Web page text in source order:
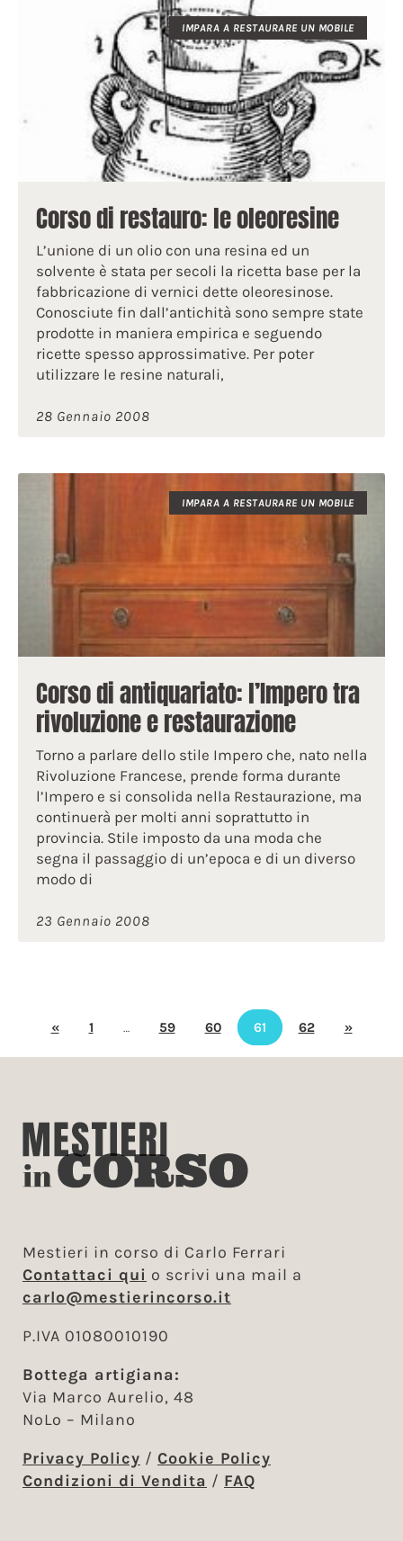
IMPARA A RESTAURARE UN MOBILE
Corso di restauro: le oleoresine
L’unione di un olio con una resina ed un
solvente è stata per secoli la ricetta base per la
fabbricazione di vernici dette oleoresinose.
Conosciute fin dall’antichità sono sempre state
prodotte in maniera empirica e seguendo
ricette spesso approssimative. Per poter
utilizzare le resine naturali,
28 Gennaio 2008
IMPARA A RESTAURARE UN MOBILE
Corso di antiquariato: l’Impero tra
rivoluzione e restaurazione
Torno a parlare dello stile Impero che, nato nella
Rivoluzione Francese, prende forma durante
l’Impero e si consolida nella Restaurazione, ma
continuerà per molti anni soprattutto in
provincia. Stile imposto da una moda che
segna il passaggio di un’epoca e di un diverso
modo di
23 Gennaio 2008
« 1 59 60 61 62 »
Mestieri in corso di Carlo Ferrari
Contattaci qui o scrivi una mail a
carlo@mestierincorso.it
P.IVA 01080010190
Bottega artigiana:
Via Marco Aurelio, 48
NoLo – Milano
Privacy Policy / Cookie Policy
Condizioni di Vendita / FAQ